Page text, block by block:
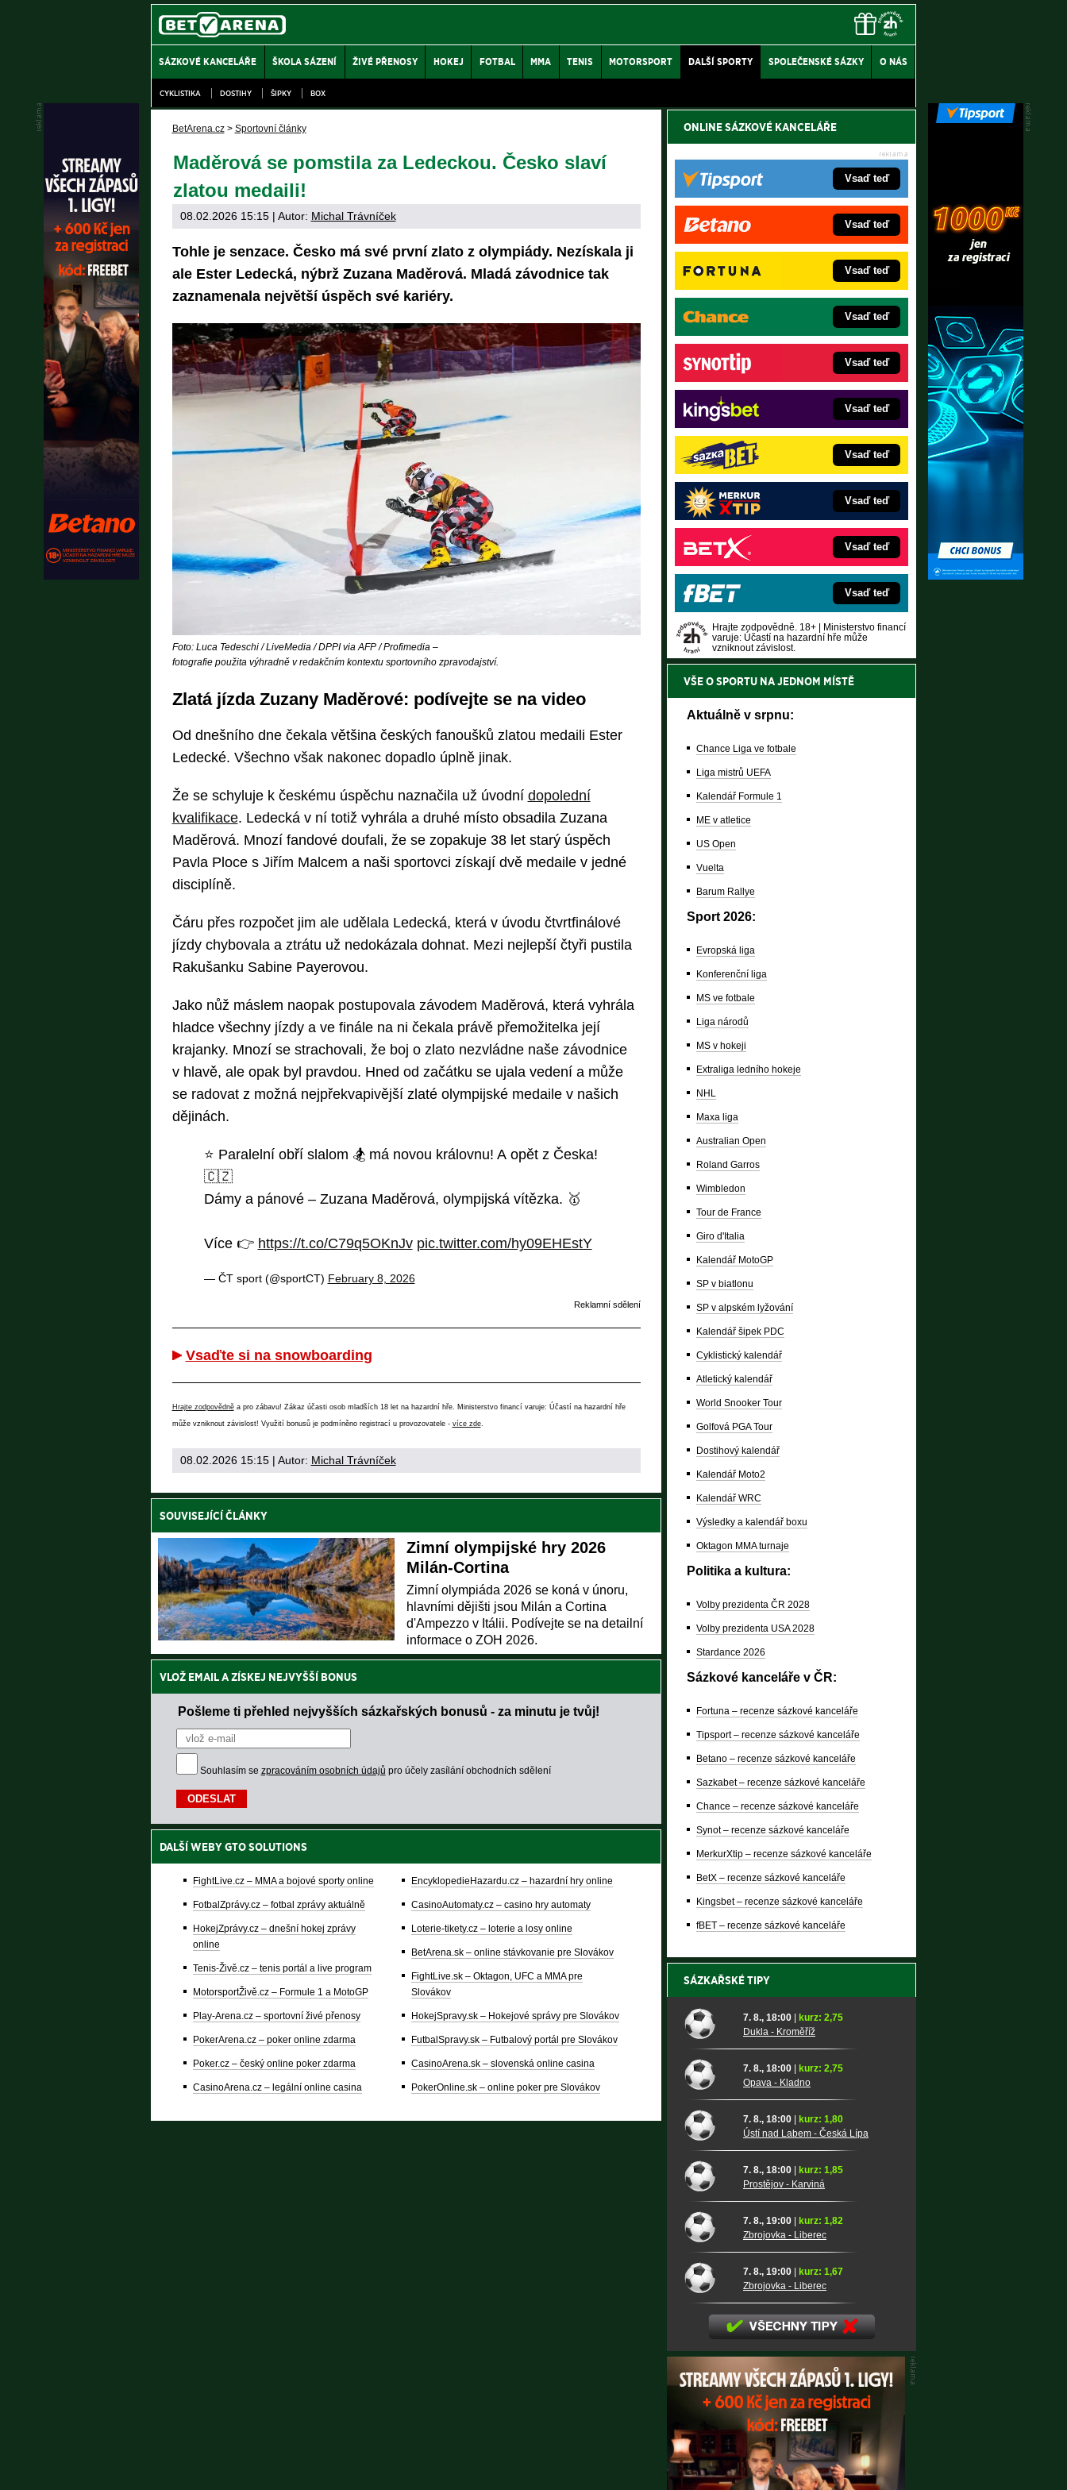
SÁZKOVÉ KANCELÁŘE ŠKOLA SÁZENÍ ŽIVÉ PŘENOSY HOKEJ FOTBAL MMA TENIS MOTORSPORT DALŠÍ SPORTY SPOLEČENSKÉ SÁZKY O NÁS
CYKLISTIKA DOSTIHY ŠIPKY BOX
BetArena.cz > Sportovní články
Maděrová se pomstila za Ledeckou. Česko slaví
zlatou medaili!
08.02.2026 15:15| Autor: Michal Trávníček
Tohle je senzace. Česko má své první zlato z olympiády. Nezískala ji
ale Ester Ledecká, nýbrž Zuzana Maděrová. Mladá závodnice tak
zaznamenala největší úspěch své kariéry.
Foto: Luca Tedeschi / LiveMedia / DPPI via AFP / Profimedia –
fotografie použita výhradně v redakčním kontextu sportovního zpravodajství.
Zlatá jízda Zuzany Maděrové: podívejte se na video
Od dnešního dne čekala většina českých fanoušků zlatou medaili Ester
Ledecké. Všechno však nakonec dopadlo úplně jinak.
Že se schyluje k českému úspěchu naznačila už úvodní dopolední
kvalifikace. Ledecká v ní totiž vyhrála a druhé místo obsadila Zuzana
Maděrová. Mnozí fandové doufali, že se zopakuje 38 let starý úspěch
Pavla Ploce s Jiřím Malcem a naši sportovci získají dvě medaile v jedné
disciplíně.
Čáru přes rozpočet jim ale udělala Ledecká, která v úvodu čtvrtfinálové
jízdy chybovala a ztrátu už nedokázala dohnat. Mezi nejlepší čtyři pustila
Rakušanku Sabine Payerovou.
Jako nůž máslem naopak postupovala závodem Maděrová, která vyhrála
hladce všechny jízdy a ve finále na ni čekala právě přemožitelka její
krajanky. Mnozí se strachovali, že boj o zlato nezvládne naše závodnice
v hlavě, ale opak byl pravdou. Hned od začátku se ujala vedení a může
se radovat z možná nejpřekvapivější zlaté olympijské medaile v našich
dějinách.
⭐️ Paralelní obří slalom 🏂 má novou královnu! A opět z Česka!
🇨🇿
Dámy a pánové – Zuzana Maděrová, olympijská vítězka. 🥇
Více 👉 https://t.co/C79q5OKnJv pic.twitter.com/hy09EHEstY
— ČT sport (@sportCT) February 8, 2026
Reklamní sdělení
Vsaďte si na snowboarding
Hrajte zodpovědněa pro zábavu! Zákaz účasti osob mladších 18 let na hazardní hře. Ministerstvo financí varuje: Účastí na hazardní hře
může vzniknout závislost! Využití bonusů je podmíněno registrací u provozovatele - více zde.
08.02.2026 15:15| Autor: Michal Trávníček
SOUVISEJÍCÍ ČLÁNKY
Zimní olympijské hry 2026
Milán-Cortina
Zimní olympiáda 2026 se koná v únoru,
hlavními dějišti jsou Milán a Cortina
d'Ampezzo v Itálii. Podívejte se na detailní
informace o ZOH 2026.
VLOŽ EMAIL A ZÍSKEJ NEJVYŠŠÍ BONUS
Pošleme ti přehled nejvyšších sázkařských bonusů - za minutu je tvůj!
Souhlasím se zpracováním osobních údajů pro účely zasílání obchodních sdělení
DALŠÍ WEBY GTO SOLUTIONS
FightLive.cz – MMA a bojové sporty online
FotbalZprávy.cz – fotbal zprávy aktuálně
HokejZprávy.cz – dnešní hokej zprávy
online
Tenis-Živě.cz – tenis portál a live program
MotorsportŽivě.cz – Formule 1 a MotoGP
Play-Arena.cz – sportovní živé přenosy
PokerArena.cz – poker online zdarma
Poker.cz – český online poker zdarma
CasinoArena.cz – legální online casina
EncyklopedieHazardu.cz – hazardní hry online
CasinoAutomaty.cz – casino hry automaty
Loterie-tikety.cz – loterie a losy online
BetArena.sk – online stávkovanie pre Slovákov
FightLive.sk – Oktagon, UFC a MMA pre
Slovákov
HokejSpravy.sk – Hokejové správy pre Slovákov
FutbalSpravy.sk – Futbalový portál pre Slovákov
CasinoArena.sk – slovenská online casina
PokerOnline.sk – online poker pre Slovákov
ONLINE SÁZKOVÉ KANCELÁŘE
Vsaď teď
Vsaď teď
Vsaď teď
Vsaď teď
Vsaď teď
Vsaď teď
Vsaď teď
Vsaď teď
Vsaď teď
Vsaď teď
Hrajte zodpovědně. 18+ | Ministerstvo financí
varuje: Účastí na hazardní hře může
vzniknout závislost.
VŠE O SPORTU NA JEDNOM MÍSTĚ
Aktuálně v srpnu:
Chance Liga ve fotbale
Liga mistrů UEFA
Kalendář Formule 1
ME v atletice
US Open
Vuelta
Barum Rallye
Sport 2026:
Evropská liga
Konferenční liga
MS ve fotbale
Liga národů
MS v hokeji
Extraliga ledního hokeje
NHL
Maxa liga
Australian Open
Roland Garros
Wimbledon
Tour de France
Giro d'Italia
Kalendář MotoGP
SP v biatlonu
SP v alpském lyžování
Kalendář šipek PDC
Cyklistický kalendář
Atletický kalendář
World Snooker Tour
Golfová PGA Tour
Dostihový kalendář
Kalendář Moto2
Kalendář WRC
Výsledky a kalendář boxu
Oktagon MMA turnaje
Politika a kultura:
Volby prezidenta ČR 2028
Volby prezidenta USA 2028
Stardance 2026
Sázkové kanceláře v ČR:
Fortuna – recenze sázkové kanceláře
Tipsport – recenze sázkové kanceláře
Betano – recenze sázkové kanceláře
Sazkabet – recenze sázkové kanceláře
Chance – recenze sázkové kanceláře
Synot – recenze sázkové kanceláře
MerkurXtip – recenze sázkové kanceláře
BetX – recenze sázkové kanceláře
Kingsbet – recenze sázkové kanceláře
fBET – recenze sázkové kanceláře
SÁZKAŘSKÉ TIPY
7. 8., 18:00
kurz: 2,75
Dukla - Kroměříž
7. 8., 18:00
kurz: 2,75
Opava - Kladno
7. 8., 18:00
kurz: 1,80
Ústí nad Labem - Česká Lípa
7. 8., 18:00
kurz: 1,85
Prostějov - Karviná
7. 8., 19:00
kurz: 1,82
Zbrojovka - Liberec
7. 8., 19:00
kurz: 1,67
Zbrojovka - Liberec